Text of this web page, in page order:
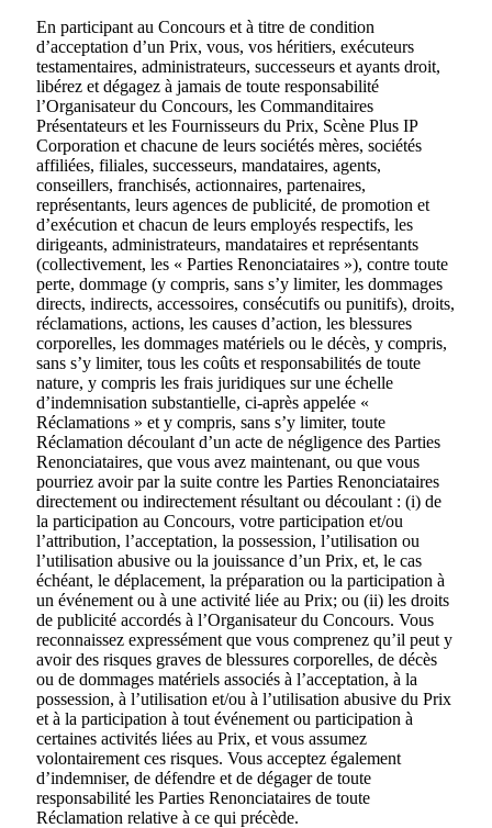
En participant au Concours et à titre de condition
d’acceptation d’un Prix, vous, vos héritiers, exécuteurs
testamentaires, administrateurs, successeurs et ayants droit,
libérez et dégagez à jamais de toute responsabilité
l’Organisateur du Concours, les Commanditaires
Présentateurs et les Fournisseurs du Prix, Scène Plus IP
Corporation et chacune de leurs sociétés mères, sociétés
affiliées, filiales, successeurs, mandataires, agents,
conseillers, franchisés, actionnaires, partenaires,
représentants, leurs agences de publicité, de promotion et
d’exécution et chacun de leurs employés respectifs, les
dirigeants, administrateurs, mandataires et représentants
(collectivement, les « Parties Renonciataires »), contre toute
perte, dommage (y compris, sans s’y limiter, les dommages
directs, indirects, accessoires, consécutifs ou punitifs), droits,
réclamations, actions, les causes d’action, les blessures
corporelles, les dommages matériels ou le décès, y compris,
sans s’y limiter, tous les coûts et responsabilités de toute
nature, y compris les frais juridiques sur une échelle
d’indemnisation substantielle, ci-après appelée «
Réclamations » et y compris, sans s’y limiter, toute
Réclamation découlant d’un acte de négligence des Parties
Renonciataires, que vous avez maintenant, ou que vous
pourriez avoir par la suite contre les Parties Renonciataires
directement ou indirectement résultant ou découlant : (i) de
la participation au Concours, votre participation et/ou
l’attribution, l’acceptation, la possession, l’utilisation ou
l’utilisation abusive ou la jouissance d’un Prix, et, le cas
échéant, le déplacement, la préparation ou la participation à
un événement ou à une activité liée au Prix; ou (ii) les droits
de publicité accordés à l’Organisateur du Concours. Vous
reconnaissez expressément que vous comprenez qu’il peut y
avoir des risques graves de blessures corporelles, de décès
ou de dommages matériels associés à l’acceptation, à la
possession, à l’utilisation et/ou à l’utilisation abusive du Prix
et à la participation à tout événement ou participation à
certaines activités liées au Prix, et vous assumez
volontairement ces risques. Vous acceptez également
d’indemniser, de défendre et de dégager de toute
responsabilité les Parties Renonciataires de toute
Réclamation relative à ce qui précède.